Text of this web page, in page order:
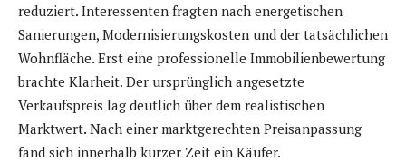
reduziert. Interessenten fragten nach energetischen
Sanierungen, Modernisierungskosten und der tatsächlichen
Wohnfläche. Erst eine professionelle Immobilienbewertung
brachte Klarheit. Der ursprünglich angesetzte
Verkaufspreis lag deutlich über dem realistischen
Marktwert. Nach einer marktgerechten Preisanpassung
fand sich innerhalb kurzer Zeit ein Käufer.